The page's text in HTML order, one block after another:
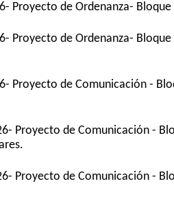
Proyecto de Ordenanza-
Proyecto de Ordenanza-
Proyecto de Comunicación -
Proyecto de Comunicación -
Proyecto de Comunicación -